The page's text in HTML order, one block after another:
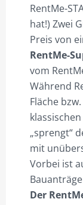
RentMe-
hat!) Zwei
Preis von
RentMe-
vom
Während
Fläche
„sprengt“
mit
Vorbei ist
Der